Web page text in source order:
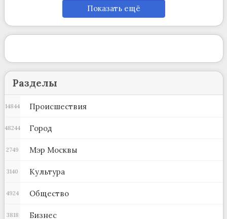
Показать ещё
Разделы
Происшествия
14844
Город
48244
Мэр Москвы
2749
Культура
3140
Общество
4924
Бизнес
3818